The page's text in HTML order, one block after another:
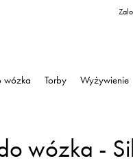
wózka Torby Wyżywienie
wózka -